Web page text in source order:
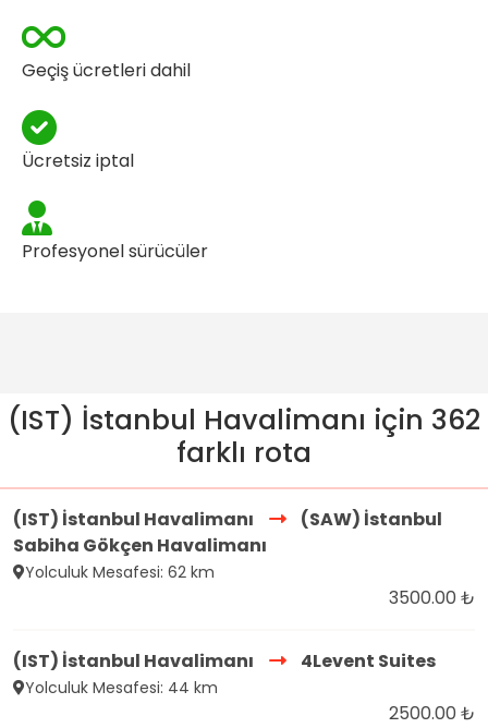
Geçiş ücretleri dahil
Ücretsiz iptal
Profesyonel sürücüler
(IST) İstanbul Havalimanı için 362
farklı rota
(IST) İstanbul Havalimanı
(SAW) İstanbul
Sabiha Gökçen Havalimanı
Yolculuk Mesafesi: 62 km
3500.00 ₺
(IST) İstanbul Havalimanı 4Levent Suites
Yolculuk Mesafesi: 44 km
2500.00 ₺